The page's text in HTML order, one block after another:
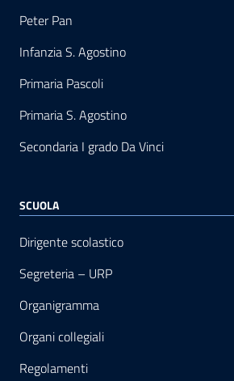
Peter Pan
Infanzia S. Agostino
Primaria Pascoli
Primaria S. Agostino
Secondaria I grado Da Vinci
SCUOLA
Dirigente scolastico
Segreteria – URP
Organigramma
Organi collegiali
Regolamenti